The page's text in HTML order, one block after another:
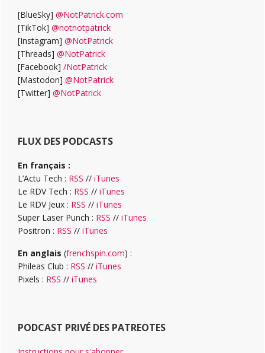
[BlueSky] @NotPatrick.com
[TikTok] @notnotpatrick
[Instagram] @NotPatrick
[Threads] @NotPatrick
[Facebook] /NotPatrick
[Mastodon] @NotPatrick
[Twitter] @NotPatrick
FLUX DES PODCASTS
En français :
L’Actu Tech : RSS // iTunes
Le RDV Tech : RSS // iTunes
Le RDV Jeux : RSS // iTunes
Super Laser Punch : RSS // iTunes
Positron : RSS // iTunes
En anglais (frenchspin.com) :
Phileas Club : RSS // iTunes
Pixels : RSS // iTunes
PODCAST PRIVÉ DES PATREOTES